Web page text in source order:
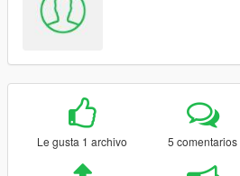
Le gusta 1 archivo 5 comentarios